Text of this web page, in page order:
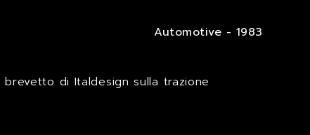
Automotive - 1983
di Italdesign sulla trazione